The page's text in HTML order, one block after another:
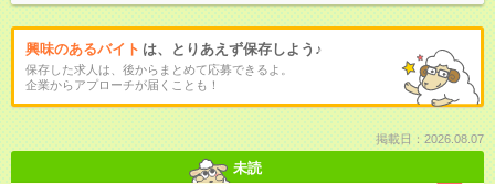
興味のあるバイト は、とりあえず保存しよう♪
保存した求人は、後からまとめて応募できるよ。
企業からアプローチが届くことも！
掲載日：2026.08.07
未読